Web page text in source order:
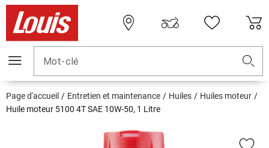
Mot-clé
Page d'accueil Entretien et maintenance Huiles
Huiles moteur
Huile moteur 5100 4T SAE 10W-50, 1 Litre